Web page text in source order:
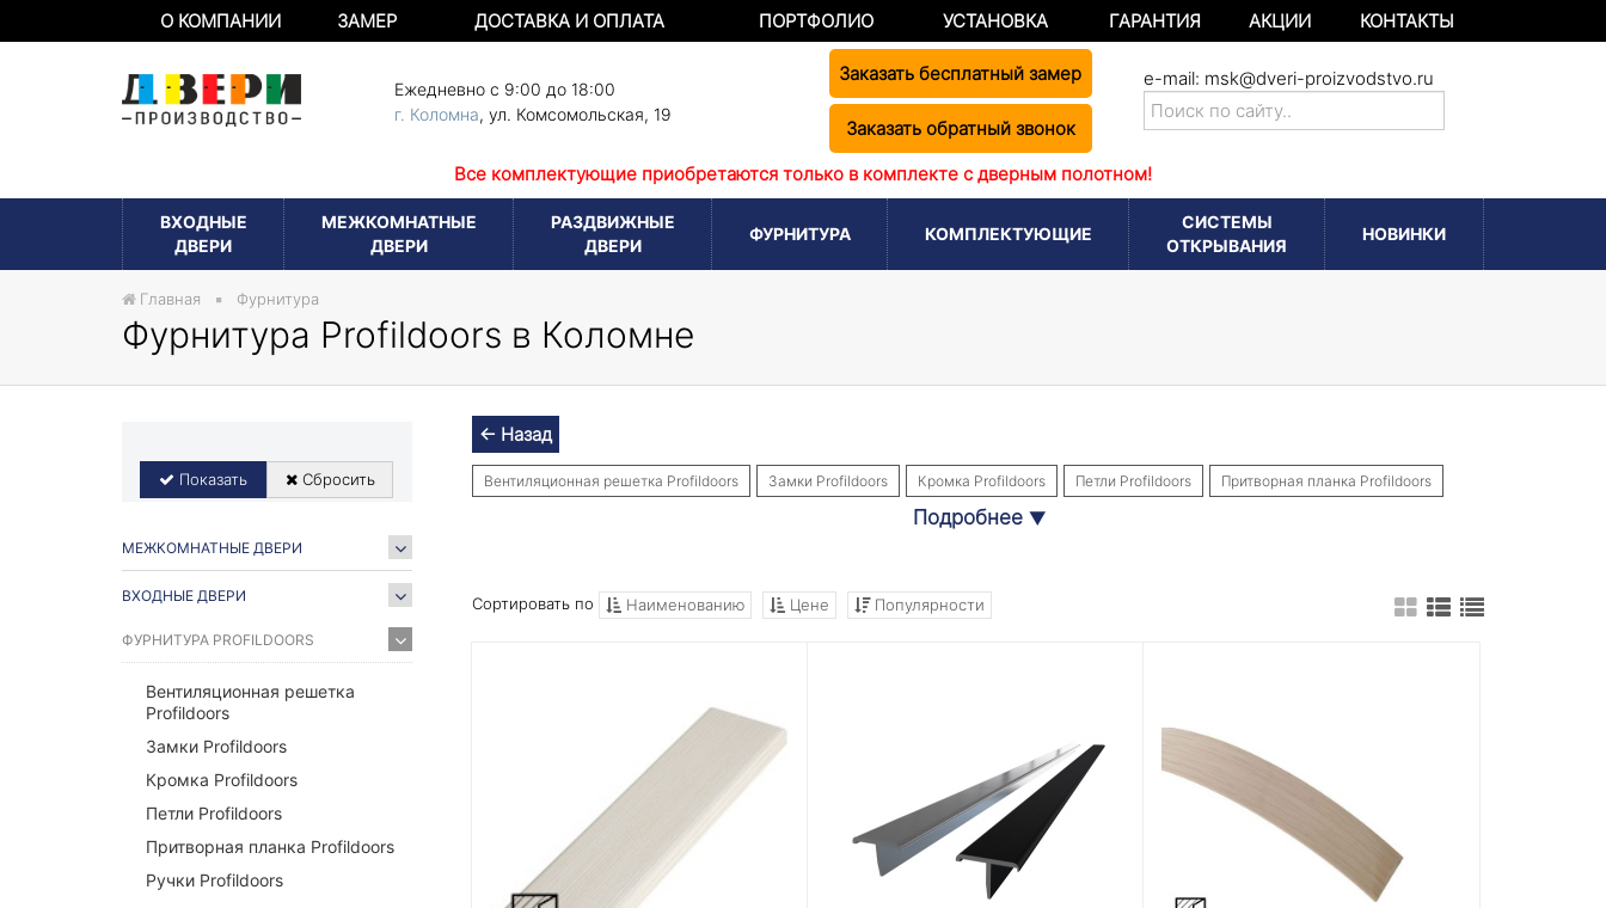
О КОМПАНИИ ЗАМЕР ДОСТАВКА И ОПЛАТА ПОРТФОЛИО УСТАНОВКА ГАРАНТИЯ АКЦИИ КОНТАКТЫ
Ежедневно с 9:00 до 18:00
г. Коломна, ул. Комсомольская, 19
Заказать бесплатный замер
Заказать обратный звонок
e-mail: msk@dveri-proizvodstvo.ru
Все комплектующие приобретаются только в комплекте с дверным полотном!
ВХОДНЫЕ
ДВЕРИ
МЕЖКОМНАТНЫЕ
ДВЕРИ
РАЗДВИЖНЫЕ
ДВЕРИ
ФУРНИТУРА КОМПЛЕКТУЮЩИЕ
СИСТЕМЫ
ОТКРЫВАНИЯ
НОВИНКИ
Главная Фурнитура
Фурнитура Profildoors в Коломне
Показать Сбросить
МЕЖКОМНАТНЫЕ ДВЕРИ
ВХОДНЫЕ ДВЕРИ
ФУРНИТУРА PROFILDOORS
Вентиляционная решетка
Profildoors
Замки Profildoors
Кромка Profildoors
Петли Profildoors
Притворная планка Profildoors
Ручки Profildoors
← Назад
Вентиляционная решетка Profildoors Замки Profildoors Кромка Profildoors Петли Profildoors Притворная планка Profildoors
Подробнее ▼
Сортировать по Наименованию Цене Популярности